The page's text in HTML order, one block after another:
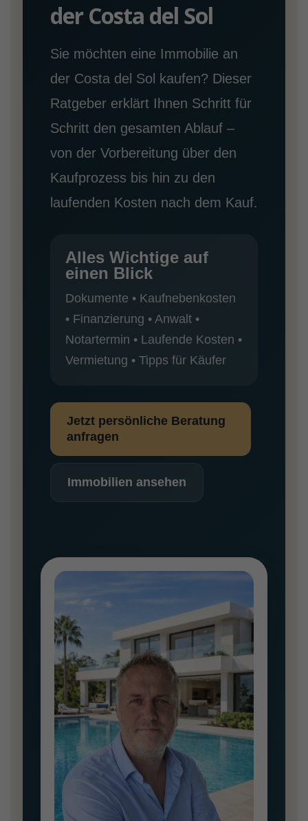
der Costa del Sol
Sie möchten eine Immobilie an
der Costa del Sol kaufen? Dieser
Ratgeber erklärt Ihnen Schritt für
Schritt den gesamten Ablauf –
von der Vorbereitung über den
Kaufprozess bis hin zu den
laufenden Kosten nach dem Kauf.
Alles Wichtige auf
einen Blick
Dokumente • Kaufnebenkosten
• Finanzierung • Anwalt •
Notartermin • Laufende Kosten •
Vermietung • Tipps für Käufer
Jetzt persönliche Beratung
anfragen
Immobilien ansehen